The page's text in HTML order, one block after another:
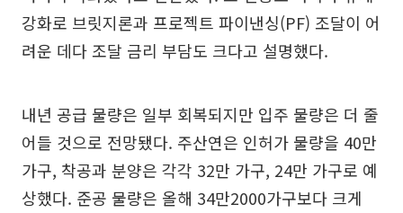
강화로 브릿지론과 프로젝트 파이낸싱(PF) 조달이 어
려운 데다 조달 금리 부담도 크다고 설명했다.
내년 공급 물량은 일부 회복되지만 입주 물량은 더 줄
어들 것으로 전망됐다. 주산연은 인허가 물량을 40만
가구, 착공과 분양은 각각 32만 가구, 24만 가구로 예
상했다. 준공 물량은 올해 34만2000가구보다 크게